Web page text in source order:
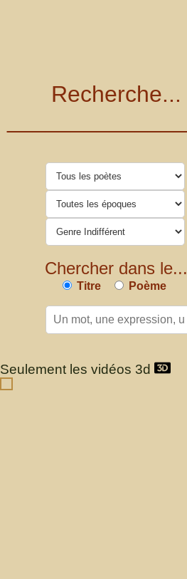
Recherche...
Chercher dans le...
Titre Poème
Seulement les vidéos 3d